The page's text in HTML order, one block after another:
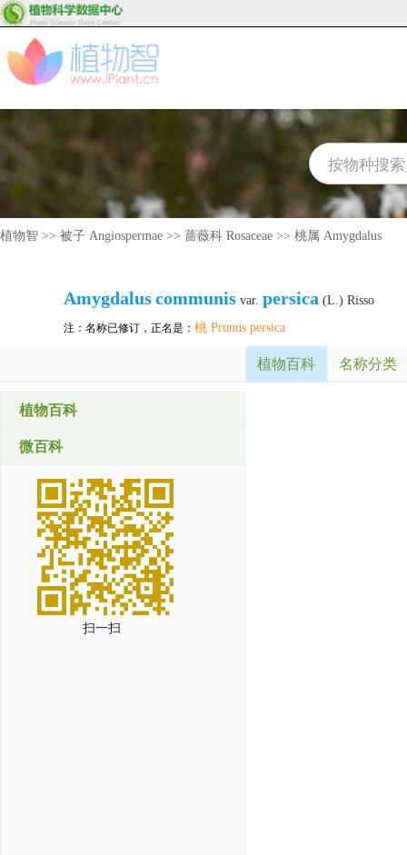
植物智 >> 被子 Angiospermae >> 蔷薇科 Rosaceae >> 桃属 Amygdalus
Amygdaluscommunis var. persica (L.) Risso
注：名称已修订，正名是： 桃 Prunus persica
植物百科 名称分类
植物百科
微百科
扫一扫